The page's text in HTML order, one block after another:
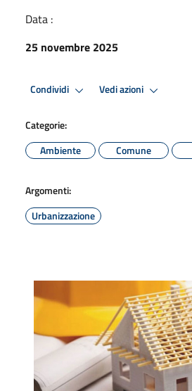
Data :
25 novembre 2025
Condividi Vedi azioni
Categorie:
Ambiente
Comune
Argomenti:
Urbanizzazione